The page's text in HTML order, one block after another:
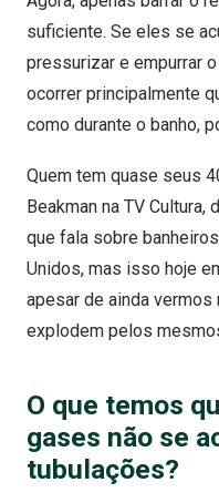
suficiente. Se eles se
pressurizar e empurrar
ocorrer principalmente
como durante o banho,
Quem tem quase seus
Beakman na TV
que fala sobre
Unidos, mas isso hoje
apesar de ainda vermos
explodem pelos
O que temos
gases não se
tubulações?